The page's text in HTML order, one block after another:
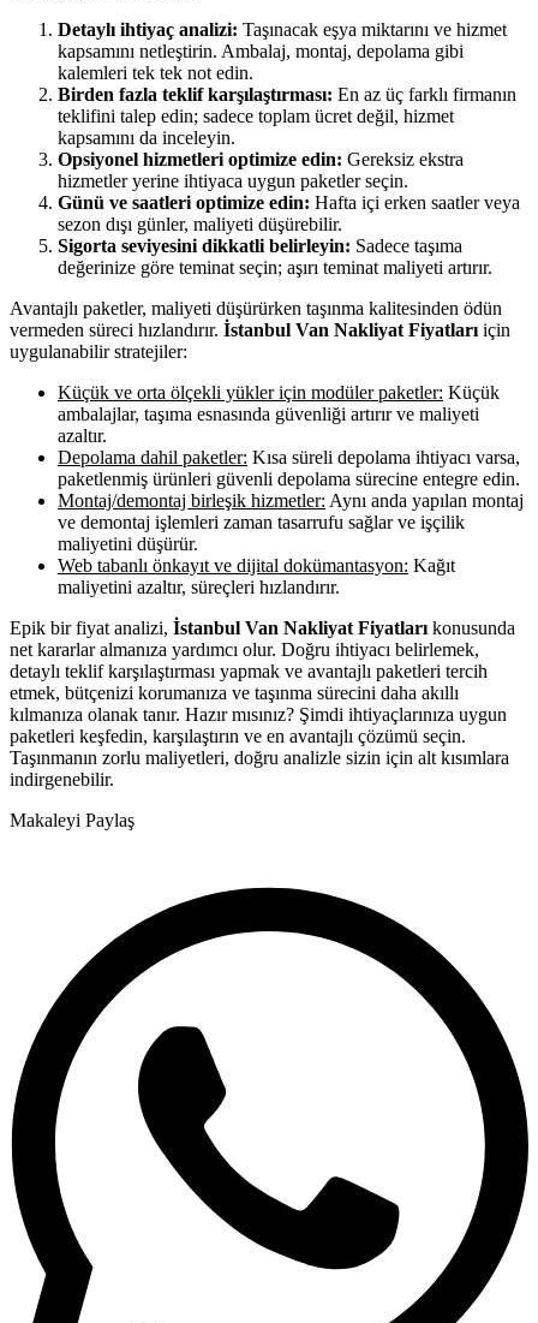
Detaylı ihtiyaç analizi: Taşınacak eşya miktarını ve hizmet
kapsamını netleştirin. Ambalaj, montaj, depolama gibi
kalemleri tek tek not edin.
Birden fazla teklif karşılaştırması: En az üç farklı firmanın
teklifini talep edin; sadece toplam ücret değil, hizmet
kapsamını da inceleyin.
Opsiyonel hizmetleri optimize edin: Gereksiz ekstra
hizmetler yerine ihtiyaca uygun paketler seçin.
Günü ve saatleri optimize edin: Hafta içi erken saatler veya
sezon dışı günler, maliyeti düşürebilir.
Sigorta seviyesini dikkatli belirleyin: Sadece taşıma
değerinize göre teminat seçin; aşırı teminat maliyeti artırır.
Avantajlı paketler, maliyeti düşürürken taşınma kalitesinden ödün
vermeden süreci hızlandırır. İstanbul Van Nakliyat Fiyatları için
uygulanabilir stratejiler:
Küçük ve orta ölçekli yükler için modüler paketler: Küçük
ambalajlar, taşıma esnasında güvenliği artırır ve maliyeti
azaltır.
Depolama dahil paketler: Kısa süreli depolama ihtiyacı varsa,
paketlenmiş ürünleri güvenli depolama sürecine entegre edin.
Montaj/demontaj birleşik hizmetler: Aynı anda yapılan montaj
ve demontaj işlemleri zaman tasarrufu sağlar ve işçilik
maliyetini düşürür.
Web tabanlı önkayıt ve dijital dokümantasyon: Kağıt
maliyetini azaltır, süreçleri hızlandırır.
Epik bir fiyat analizi, İstanbul Van Nakliyat Fiyatları konusunda
net kararlar almanıza yardımcı olur. Doğru ihtiyacı belirlemek,
detaylı teklif karşılaştırması yapmak ve avantajlı paketleri tercih
etmek, bütçenizi korumanıza ve taşınma sürecini daha akıllı
kılmanıza olanak tanır. Hazır mısınız? Şimdi ihtiyaçlarınıza uygun
paketleri keşfedin, karşılaştırın ve en avantajlı çözümü seçin.
Taşınmanın zorlu maliyetleri, doğru analizle sizin için alt kısımlara
indirgenebilir.
Makaleyi Paylaş